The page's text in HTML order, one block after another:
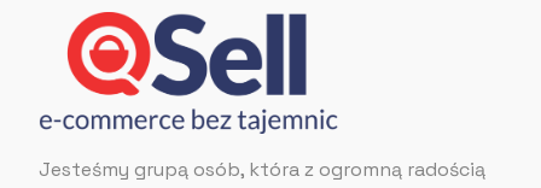
Jesteśmy grupą osób, która z ogromną radością